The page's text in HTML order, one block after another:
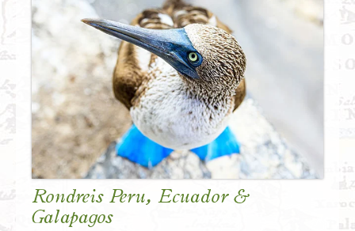
Rondreis Peru, Ecuador &
Galapagos